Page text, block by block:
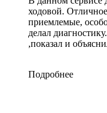
ходовой.
приемлемые,
делал
,показал и
Подробнее